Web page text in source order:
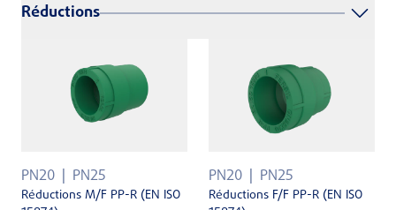
Réductions
PN20 PN25
Réductions M/F PP-R (EN ISO
PN20 PN25
Réductions F/F PP-R (EN ISO